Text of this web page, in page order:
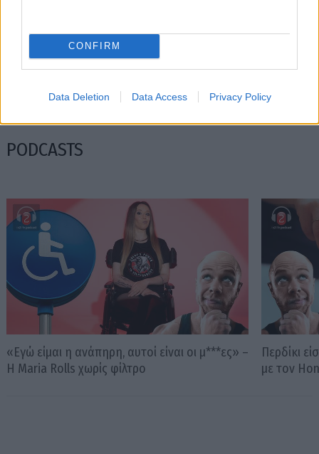
CONFIRM
Data Deletion Data Access Privacy Policy
Μείνε Αύγουστο στην Αθήνα κι άσε τους
άλλους να λένε
PODCASTS
«Εγώ είμαι η ανάπηρη, αυτοί είναι οι μ***ες» –
Η Maria Rolls χωρίς φίλτρο
Περδίκι
με τον